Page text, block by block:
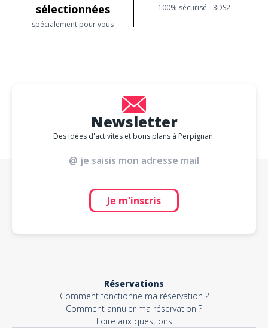
sélectionnées
spécialement pour vous
100% sécurisé - 3DS2
Newsletter
Des idées d'activités et bons plans à Perpignan.
Je m'inscris
Réservations
Comment fonctionne ma réservation ?
Comment annuler ma réservation ?
Foire aux questions